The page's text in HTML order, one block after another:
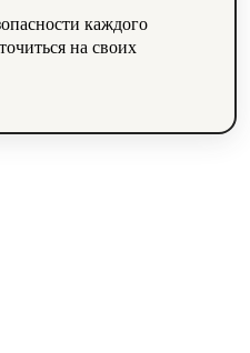
каждого
на своих